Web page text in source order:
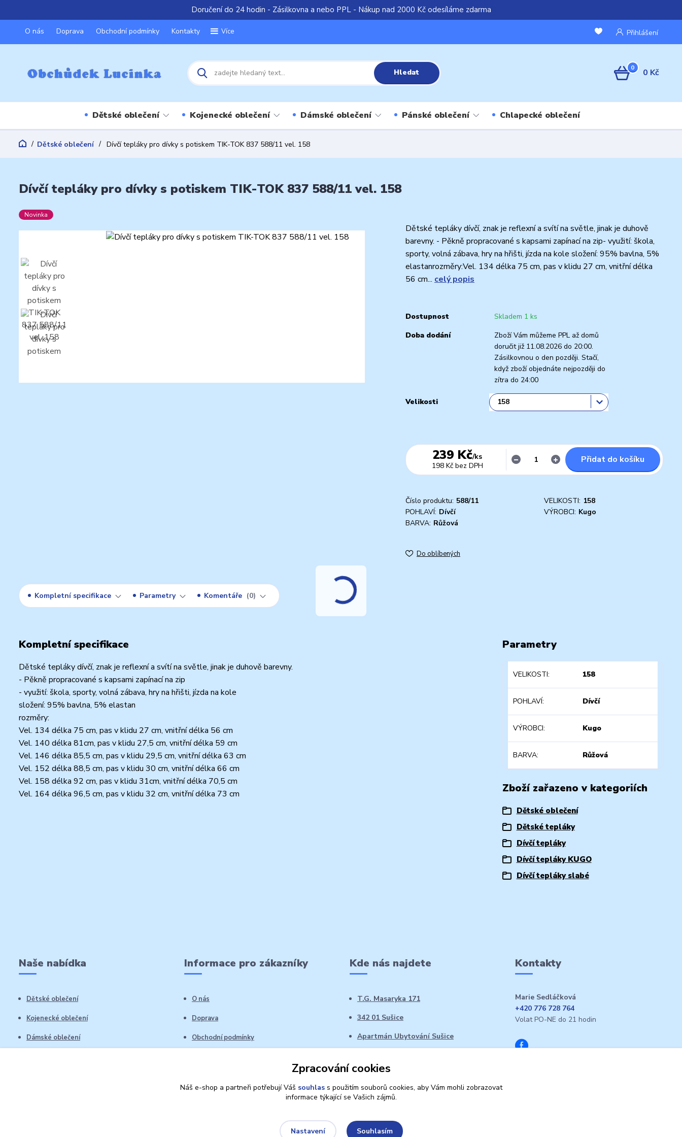
Doručení do 24 hodin - Zásilkovna a nebo PPL - Nákup nad 2000 Kč odesíláme zdarma
O nás Doprava Obchodní podmínky Kontakty Více Přihlášení
Hledat 0 0 Kč
Dětské oblečení Kojenecké oblečení Dámské oblečení Pánské oblečení Chlapecké oblečení
Dětské oblečení Dívčí tepláky pro dívky s potiskem TIK-TOK 837 588/11 vel. 158
Dívčí tepláky pro dívky s potiskem TIK-TOK 837 588/11 vel. 158
Novinka
Dětské tepláky dívčí, znak je reflexní a svítí na světle, jinak je duhově
barevny. - Pěkně propracované s kapsami zapínací na zip- využití: škola,
sporty, volná zábava, hry na hřišti, jízda na kole složení: 95% bavlna, 5%
elastanrozměry:Vel. 134 délka 75 cm, pas v klidu 27 cm, vnitřní délka
56 cm... celý popis
Dostupnost
Skladem 1 ks
Doba dodání
Zboží Vám můžeme PPL až domů
doručit již 11.08.2026 do 20:00.
Zásilkovnou o den později. Stačí,
když zboží objednáte nejpozději do
zítra do 24:00
Velikosti
239 Kč/ks
198 Kč bez DPH
Přidat do košíku
Číslo produktu: 588/11 VELIKOSTI: 158
POHLAVÍ: Dívčí VÝROBCI: Kugo
BARVA: Růžová
Do oblíbených
Kompletní specifikace Parametry Komentáře 0
Kompletní specifikace
Dětské tepláky dívčí, znak je reflexní a svítí na světle, jinak je duhově barevny.
- Pěkně propracované s kapsami zapínací na zip
- využití: škola, sporty, volná zábava, hry na hřišti, jízda na kole
složení: 95% bavlna, 5% elastan
rozměry:
Vel. 134 délka 75 cm, pas v klidu 27 cm, vnitřní délka 56 cm
Vel. 140 délka 81cm, pas v klidu 27,5 cm, vnitřní délka 59 cm
Vel. 146 délka 85,5 cm, pas v klidu 29,5 cm, vnitřní délka 63 cm
Vel. 152 délka 88,5 cm, pas v klidu 30 cm, vnitřní délka 66 cm
Vel. 158 délka 92 cm, pas v klidu 31cm, vnitřní délka 70,5 cm
Vel. 164 délka 96,5 cm, pas v klidu 32 cm, vnitřní délka 73 cm
Parametry
VELIKOSTI 158
POHLAVÍ Dívčí
VÝROBCI Kugo
BARVA Růžová
Zboží zařazeno v kategoriích
Dětské oblečení
Dětské tepláky
Dívčí tepláky
Dívčí tepláky KUGO
Dívčí tepláky slabé
Naše nabídka
Dětské oblečení
Kojenecké oblečení
Dámské oblečení
Informace pro zákazníky
O nás
Doprava
Obchodní podmínky
Kde nás najdete
T.G. Masaryka 171
342 01 Sušice
Apartmán Ubytování Sušice
Kontakty
Marie Sedláčková
+420 776 728 764
Volat PO-NE do 21 hodin
Zpracování cookies
Náš e-shop a partneři potřebují Váš souhlass použitím souborů cookies, aby Vám mohli zobrazovat
informace týkající se Vašich zájmů.
Nastavení Souhlasím